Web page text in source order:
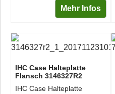
Mehr Infos
IHC Case Halteplatte
Flansch 3146327R2
IHC Case Halteplatte